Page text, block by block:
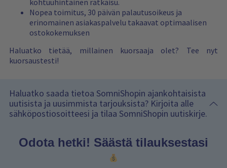
kohtuuhintainen ratkaisu.
Nopea toimitus, 30 päivän palautusoikeus ja
erinomainen asiakaspalvelu takaavat optimaalisen
ostokokemuksen
Haluatko tietää, millainen kuorsaaja olet? Tee nyt
kuorsaustesti!
Haluatko saada tietoa SomniShopin ajankohtaisista
uutisista ja uusimmista tarjouksista? Kirjoita alle
sähköpostiosoitteesi ja tilaa SomniShopin uutiskirje.
Odota hetki! Säästä tilauksestasi